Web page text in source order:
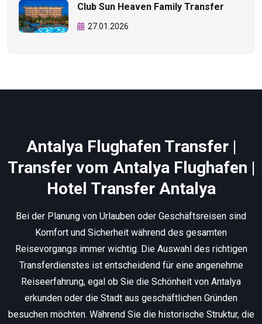
Club Sun Heaven Family Transfer
27.01.2026
Antalya Flughafen Transfer |
Transfer vom Antalya Flughafen |
Hotel Transfer Antalya
Bei der Planung von Urlauben oder Geschäftsreisen sind
Komfort und Sicherheit während des gesamten
Reisevorgangs immer wichtig. Die Auswahl des richtigen
Transferdienstes ist entscheidend für eine angenehme
Reiseerfahrung, egal ob Sie die Schönheit von Antalya
erkunden oder die Stadt aus geschäftlichen Gründen
besuchen möchten. Während Sie die historische Struktur, die